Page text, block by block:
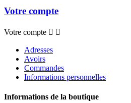
Votre compte
Votre compte  
Adresses
Avoirs
Commandes
Informations personnelles
Informations de la boutique